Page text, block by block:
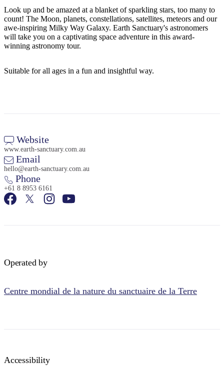
Rechercher:
Look up and be amazed at a blanket of sparkling stars, too many to
count! The Moon, planets, constellations, satellites, meteors and our
awe-inspiring Milky Way Galaxy. Earth Sanctuary's astronomers
will take you on a captivating space adventure in this award-
winning astronomy tour.
Suitable for all ages in a fun and insightful way.
Website
www.earth-sanctuary.com.au
Email
hello@earth-sanctuary.com.au
Phone
+61 8 8953 6161
Operated by
Centre mondial de la nature du sanctuaire de la Terre
Accessibility